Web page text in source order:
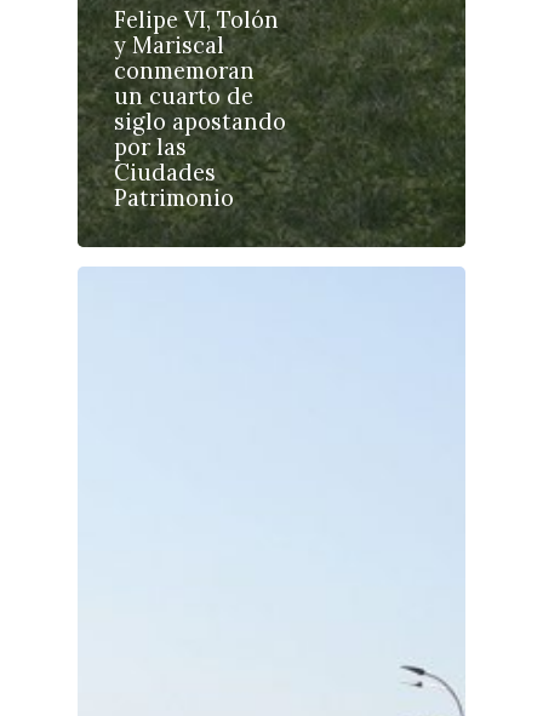
Felipe VI, Tolón
y Mariscal
conmemoran
un cuarto de
siglo apostando
por las
Ciudades
Patrimonio
Toledo
Ciudad Real
Albacete
Cuenca
Guadalajara
Talavera
Sanidad
Economía
Educación
Cultura
Deportes
Sucesos